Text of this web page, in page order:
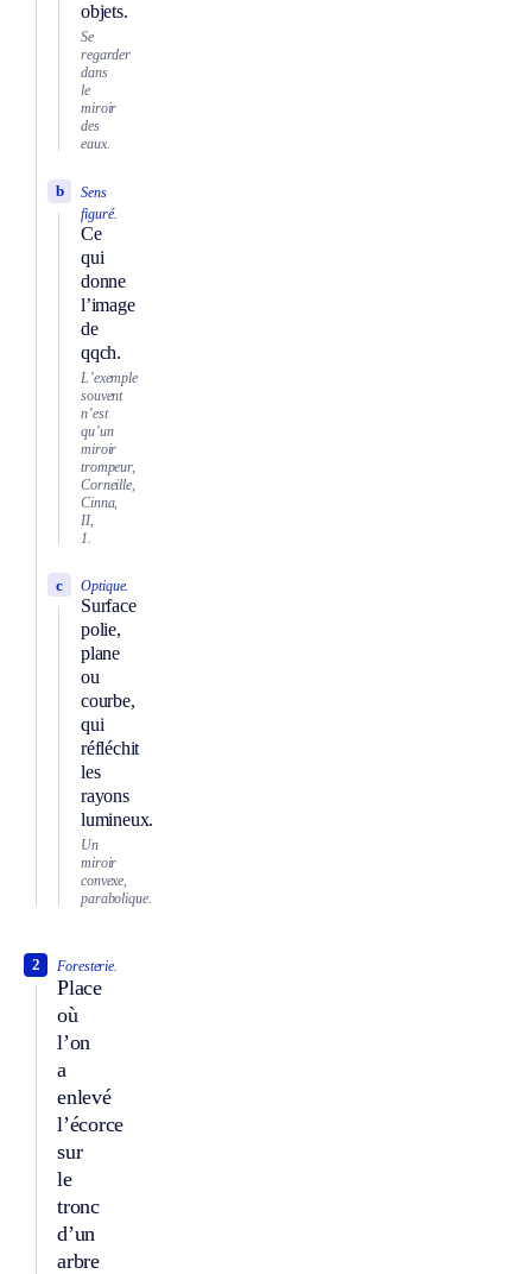
objets.
Se
regarder
dans
le
miroir
des
eaux.
Sens
figuré.
Ce
qui
donne
l’image
de
qqch.
b
L’exemple
souvent
n’est
qu’un
miroir
trompeur,
Corneille,
Cinna,
II,
1.
Optique.
Surface
polie,
plane
ou
courbe,
qui
réfléchit
les
rayons
lumineux.
c
Un
miroir
convexe,
parabolique.
Foresterie.
Place
où
l’on
a
enlevé
l’écorce
sur
le
tronc
d’un
arbre
2